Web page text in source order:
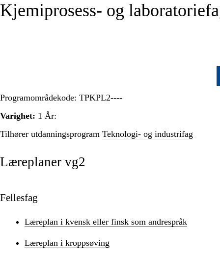
Kjemiprosess- og
Programområdekode: TPKPL2----
Varighet: 1 År:
Tilhører utdanningsprogram Teknologi- og industrifag
Læreplaner vg2
Fellesfag
Læreplan i kvensk eller finsk som andrespråk
Læreplan i kroppsøving